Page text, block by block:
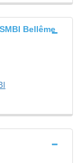
Bellême